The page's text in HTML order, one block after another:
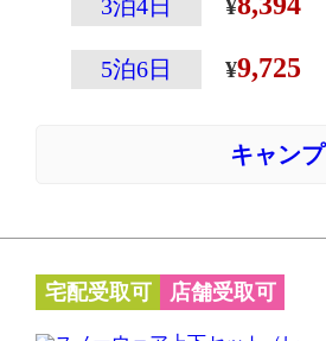
3泊4日
5泊6日 9,725
キャンプ
宅配受取可 店舗受取可